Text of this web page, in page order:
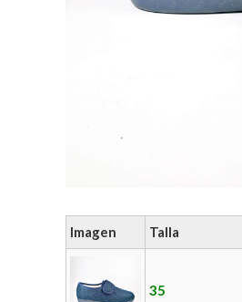
Imagen Talla
35